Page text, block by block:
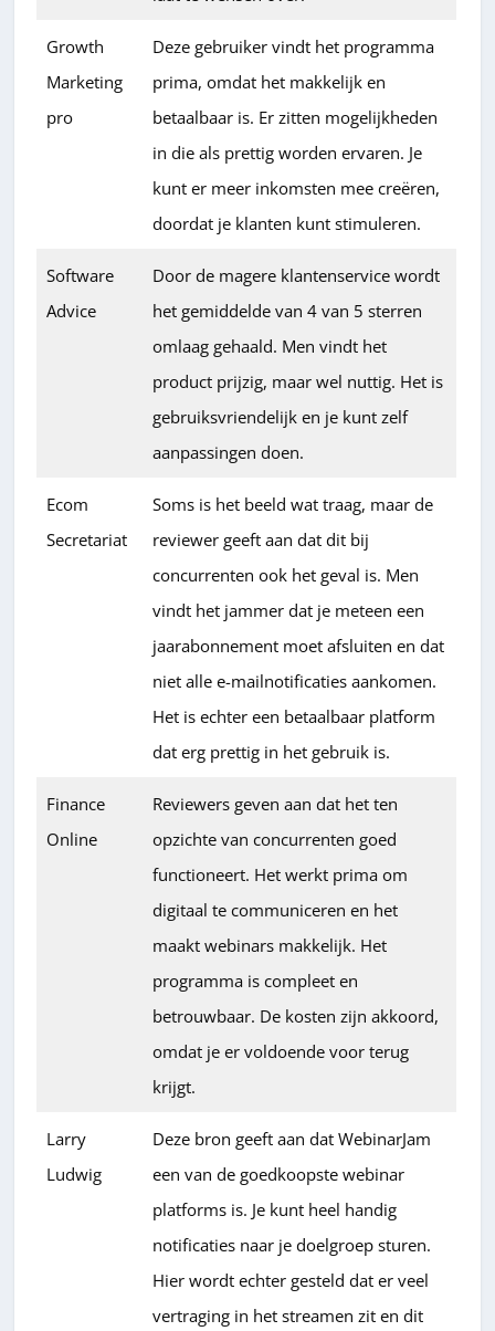
Growth
Marketing
pro
Deze gebruiker vindt het programma
prima, omdat het makkelijk en
betaalbaar is. Er zitten mogelijkheden
in die als prettig worden ervaren. Je
kunt er meer inkomsten mee creëren,
doordat je klanten kunt stimuleren.
Software
Advice
Door de magere klantenservice wordt
het gemiddelde van 4 van 5 sterren
omlaag gehaald. Men vindt het
product prijzig, maar wel nuttig. Het is
gebruiksvriendelijk en je kunt zelf
aanpassingen doen.
Ecom
Secretariat
Soms is het beeld wat traag, maar de
reviewer geeft aan dat dit bij
concurrenten ook het geval is. Men
vindt het jammer dat je meteen een
jaarabonnement moet afsluiten en dat
niet alle e-mailnotificaties aankomen.
Het is echter een betaalbaar platform
dat erg prettig in het gebruik is.
Finance
Online
Reviewers geven aan dat het ten
opzichte van concurrenten goed
functioneert. Het werkt prima om
digitaal te communiceren en het
maakt webinars makkelijk. Het
programma is compleet en
betrouwbaar. De kosten zijn akkoord,
omdat je er voldoende voor terug
krijgt.
Larry
Ludwig
Deze bron geeft aan dat WebinarJam
een van de goedkoopste webinar
platforms is. Je kunt heel handig
notificaties naar je doelgroep sturen.
Hier wordt echter gesteld dat er veel
vertraging in het streamen zit en dit